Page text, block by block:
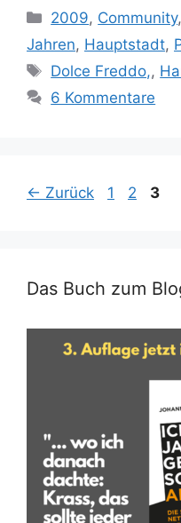
Kategorien
2009, Community,
Jahren, Hauptstadt,
Schlagwörter
Dolce Freddo,,
6 Kommentare
← Zurück Seite
1 Seite
2 Seite
3
Das Buch zum